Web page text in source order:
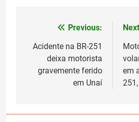
Navegação
de
Post
Previous:
Acidente na BR-251
deixa motorista
gravemente ferido
em Unaí
em